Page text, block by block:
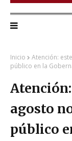
Inicio
Atención:
público en la
agosto
público